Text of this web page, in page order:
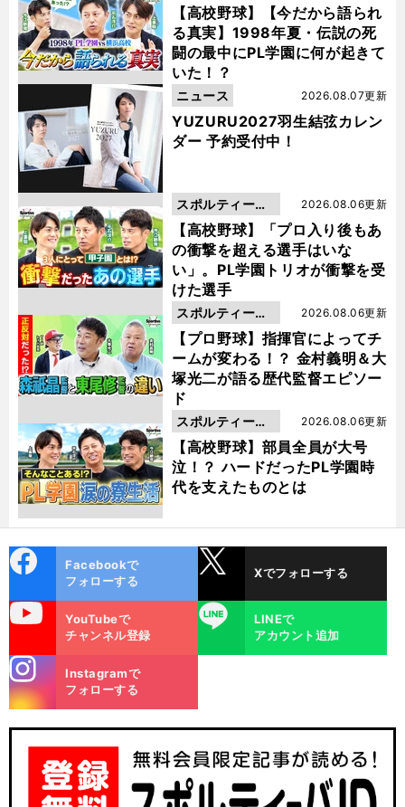
【高校野球】【今だから語られ
る真実】1998年夏・伝説の死
闘の最中にPL学園に何が起きて
いた！？
動画
YUZURU2027羽生結弦カレン
ダー 予約受付中！
2026.08.07更新
ニュース
【高校野球】「プロ入り後もあ
の衝撃を超える選手はいな
い」。PL学園トリオが衝撃を受
けた選手
2026.08.06更新
スポルティーバ
動画
【プロ野球】指揮官によってチ
ームが変わる！？ 金村義明＆大
塚光二が語る歴代監督エピソー
ド
2026.08.06更新
スポルティーバ
動画
【高校野球】部員全員が大号
泣！？ ハードだったPL学園時
代を支えたものとは
2026.08.06更新
スポルティーバ
動画
ok
Facebookで
フォローする
Xでフォローする
YouTubeで
チャンネル登録
LINE
LINEで
アカウント追加
m
Instagramで
フォローする